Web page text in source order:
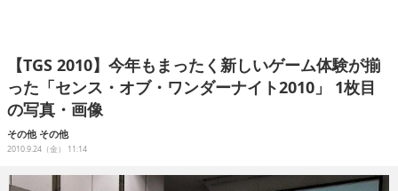
企業動向
人材育成
産業政策
連載
【TGS 2010】今年もまったく新しいゲーム体験が揃
った「センス・オブ・ワンダーナイト2010」 1枚目
の写真・画像
その他 その他
2010.9.24（金） 11:14